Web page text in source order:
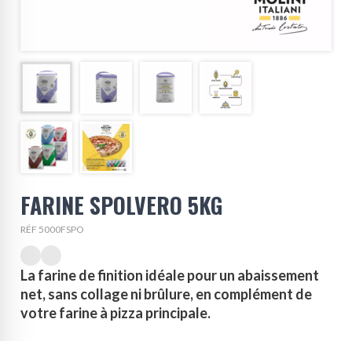
FARINE SPOLVERO 5KG
RÉF 5000FSPO
La farine de finition idéale pour un abaissement
net, sans collage ni brûlure, en complément de
votre farine à pizza principale.